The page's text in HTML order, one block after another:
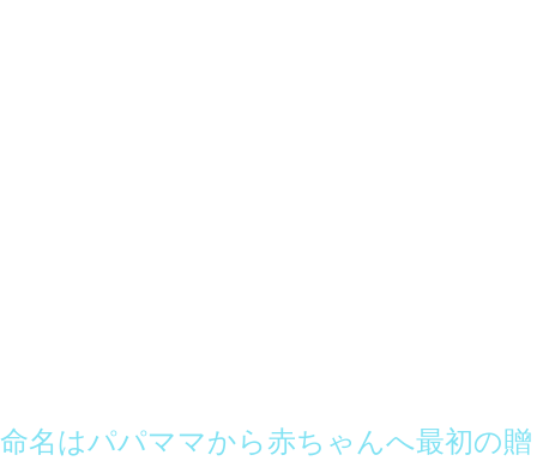
命名はパパママから赤ちゃんへ最初の贈